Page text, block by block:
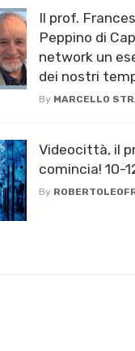
Il prof.
Peppino di
network un
dei nostri
By MARCELLO
Videocittà, il
comincia! 10-
By